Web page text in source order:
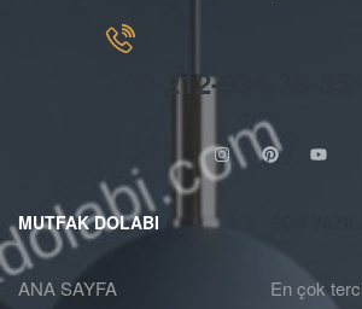
+90-212-934-38-85
MUTFAK DOLABI
ANA SAYFA
En çok